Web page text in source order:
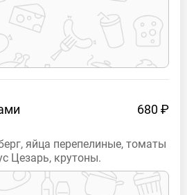
680 ₽
яйца перепелиные, томаты
Цезарь, крутоны.